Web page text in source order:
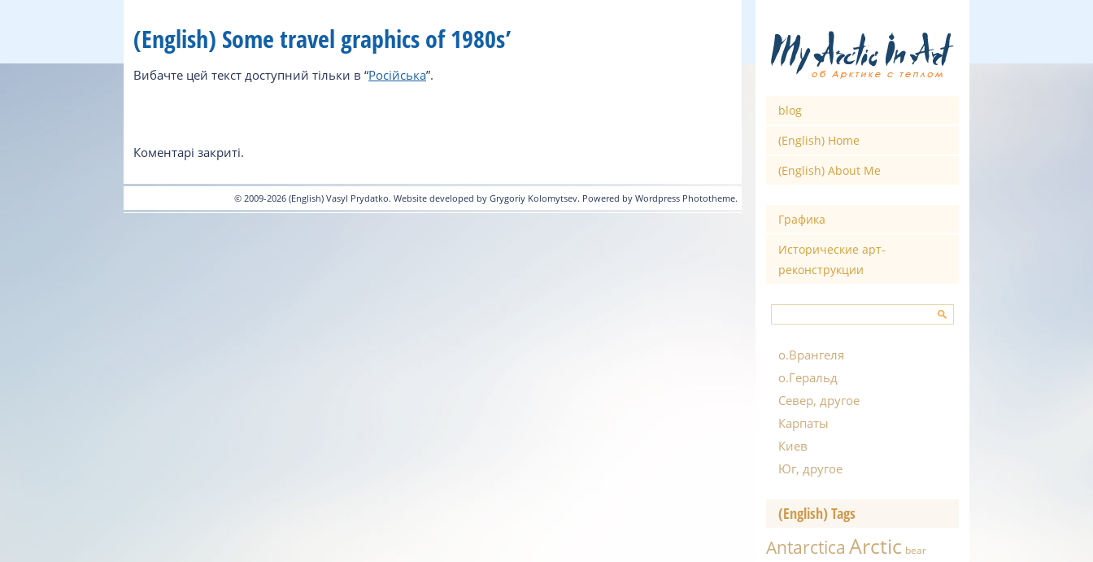
(English) Some travel graphics of 1980s’
Вибачте цей текст доступний тільки в “Російська”.
Коментарі закриті.
© 2009-2026 (English) Vasyl Prydatko. Website developed by Grygoriy Kolomytsev. Powered by Wordpress Phototheme.
blog
(English) Home
(English) About Me
Графика
Исторические арт-
реконструкции
о.Врангеля
о.Геральд
Север, другое
Карпаты
Киев
Юг, другое
(English) Tags
Antarctica Arctic bear